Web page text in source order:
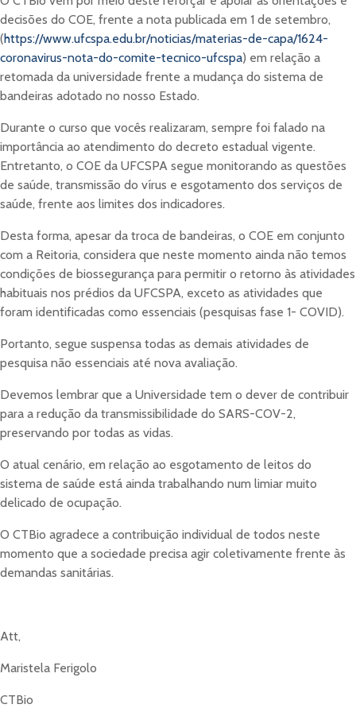
O que será solicitado no
formulário
Tenha em mãos as seguintes informações:
Título e link da publicação
Nome da revista ou local de publicação
Autores e vínculo com a UFCSPA
Explicação simples sobre como a pesquisa contribui para
a sociedade
Objetivos
Metodologia (breve descrição)
Principais resultados
Imagem do(s) autor(es) ou relacionada à pesquisa (com
direitos de uso)
Atenção à vinculação
institucional
Ao solicitar a divulgação:
Indique expressamente a
vinculação à PROPPGI – Pró-
Reitoria de Pesquisa, Pós-Graduação e Inovação
matéria jornalística.
Para publicações em redes sociais, solicite que a
PROPPGI seja incluída comoperfil colaborador (collab)
nos posts.
decisões do COE, frente a nota publicada em 1 de setembro,
(https://www.ufcspa.edu.br/noticias/materias-de-capa/1624-
coronavirus-nota-do-comite-tecnico-ufcspa) em relação a
retomada da universidade frente a mudança do sistema de
bandeiras adotado no nosso Estado.
Durante o curso que vocês realizaram, sempre foi falado na
importância ao atendimento do decreto estadual vigente.
Entretanto, o COE da UFCSPA segue monitorando as questões
de saúde, transmissão do vírus e esgotamento dos serviços de
saúde, frente aos limites dos indicadores.
Desta forma, apesar da troca de bandeiras, o COE em conjunto
com a Reitoria, considera que neste momento ainda não temos
condições de biossegurança para permitir o retorno às atividades
habituais nos prédios da UFCSPA, exceto as atividades que
foram identificadas como essenciais (pesquisas fase 1- COVID).
Portanto, segue suspensa todas as demais atividades de
pesquisa não essenciais até nova avaliação.
Devemos lembrar que a Universidade tem o dever de contribuir
para a redução da transmissibilidade do SARS-COV-2,
preservando por todas as vidas.
O atual cenário, em relação ao esgotamento de leitos do
sistema de saúde está ainda trabalhando num limiar muito
delicado de ocupação.
O CTBio agradece a contribuição individual de todos neste
momento que a sociedade precisa agir coletivamente frente às
demandas sanitárias.
Att,
Maristela Ferigolo
CTBio